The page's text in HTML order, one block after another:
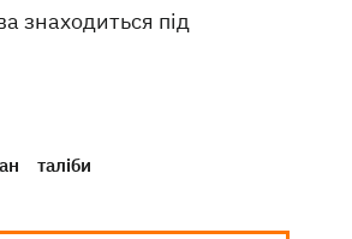
знаходиться під
таліби